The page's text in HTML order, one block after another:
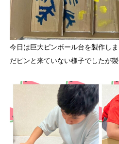
今日は巨大ピンボール台を製作し
だピンと来ていない様子でしたが製